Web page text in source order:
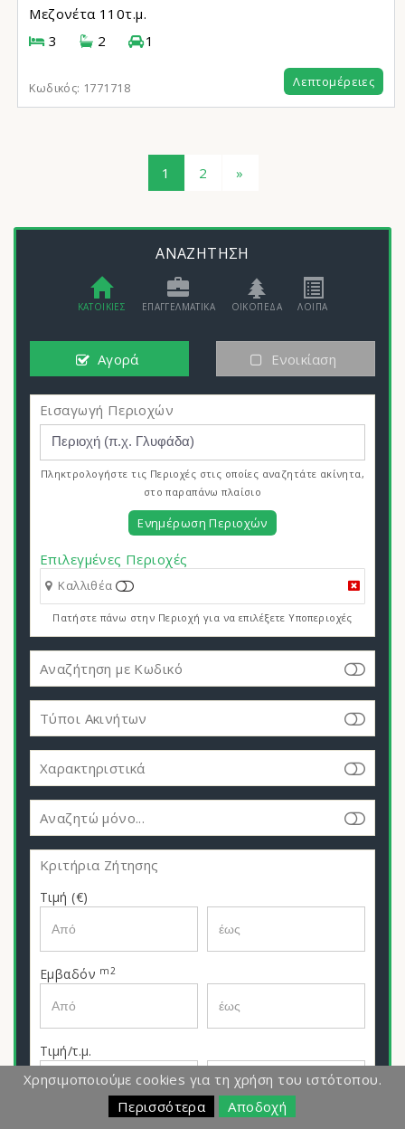
Χρησιμοποιούμε cookies για τη χρήση του ιστότοπου.
Περισσότερα
Αποδοχή
Μεζονέτα 110τ.μ.
3
2 1
Κωδικός: 1771718 Λεπτομέρειες
1 2 »
ΑΝΑΖΗΤΗΣΗ
ΚΑΤΟΙΚΙΕΣ ΕΠΑΓΓΕΛΜΑΤΙΚΑ ΟΙΚΟΠΕΔΑ ΛΟΙΠΑ
Αγορά Ενοικίαση
Εισαγωγή Περιοχών
Πληκτρολογήστε τις Περιοχές στις οποίες αναζητάτε ακίνητα,
στο παραπάνω πλαίσιο
Ενημέρωση Περιοχών
Επιλεγμένες Περιοχές
Καλλιθέα
Πατήστε πάνω στην Περιοχή για να επιλέξετε Υποπεριοχές
Αναζήτηση με Κωδικό
Τύποι Ακινήτων
Χαρακτηριστικά
Αναζητώ μόνο...
Κριτήρια Ζήτησης
Τιμή (€)
Εμβαδόν m2
Τιμή/τ.μ.